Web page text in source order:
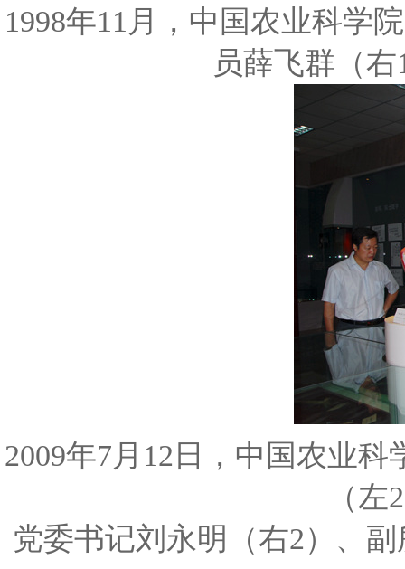
1998年11月，中国农业科学
员薛飞群（
2009年7月12日，中国农业
（
党委书记刘永明（右2）、